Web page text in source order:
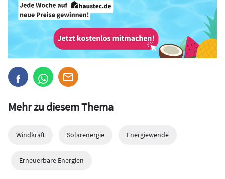
Mehr zu diesem Thema
Windkraft Solarenergie Energiewende
Erneuerbare Energien